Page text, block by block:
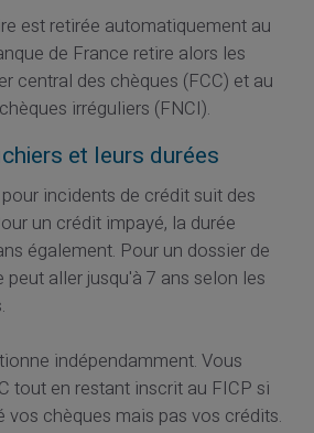
est retirée automatiquement au
de France retire alors les
central des chèques (FCC) et au
irréguliers (FNCI).
et leurs durées
pour incidents de crédit suit des
un crédit impayé, la durée
également. Pour un dossier de
peut aller jusqu'à 7 ans selon les
indépendamment. Vous
tout en restant inscrit au FICP si
vos chèques mais pas vos crédits.